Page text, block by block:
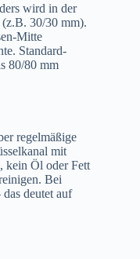
wird in der
(z.B. 30/30 mm).
Mitte
Standard-
80/80 mm
regelmäßige
mit
kein Öl oder Fett
Bei
deutet auf